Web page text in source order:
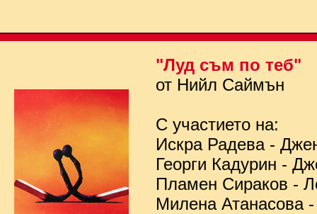
"Луд съм по теб"
от Нийл Саймън
С участието на:
Искра Радева -
Георги Кадурин -
Пламен Сираков -
Милена Атанасова